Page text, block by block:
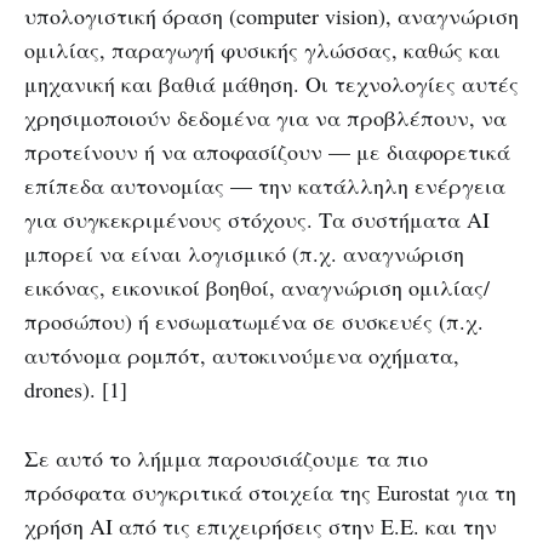
υπολογιστική όραση (computer vision), αναγνώριση
ομιλίας, παραγωγή φυσικής γλώσσας, καθώς και
μηχανική και βαθιά μάθηση. Οι τεχνολογίες αυτές
χρησιμοποιούν δεδομένα για να προβλέπουν, να
προτείνουν ή να αποφασίζουν — με διαφορετικά
επίπεδα αυτονομίας — την κατάλληλη ενέργεια
για συγκεκριμένους στόχους. Τα συστήματα AI
μπορεί να είναι λογισμικό (π.χ. αναγνώριση
εικόνας, εικονικοί βοηθοί, αναγνώριση ομιλίας/
προσώπου) ή ενσωματωμένα σε συσκευές (π.χ.
αυτόνομα ρομπότ, αυτοκινούμενα οχήματα,
drones). [1]
Σε αυτό το λήμμα παρουσιάζουμε τα πιο
πρόσφατα συγκριτικά στοιχεία της Eurostat για τη
χρήση AI από τις επιχειρήσεις στην Ε.Ε. και την